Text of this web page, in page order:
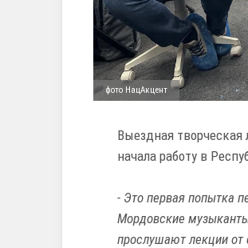
фото НацАкцент
Выездная творческая
начала работу в
- Это первая попытка
Мордовские
прослушают лекции от